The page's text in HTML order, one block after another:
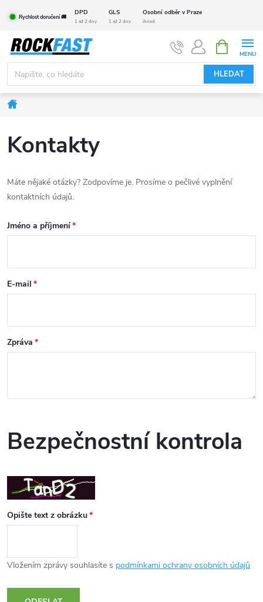
obsah
Rychlost doručení 🚚
DPD GLS Osobní odběr v Praze
1 až 2 dny 1 až 2 dny ihned
HLEDAT
NÁKUPNÍ
KOŠÍK
Kontakty
Máte nějaké otázky? Zodpovíme je. Prosíme o pečlivé vyplnění
kontaktních údajů.
Jméno a příjmení
E-mail
Zpráva
Bezpečnostní kontrola
Opište text z obrázku
Vložením zprávy souhlasíte s podmínkami ochrany osobních údajů